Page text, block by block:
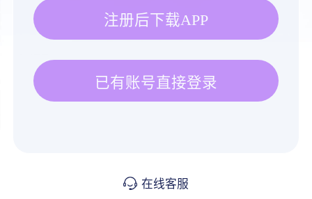
注册后下载APP
已有账号直接登录
在线客服